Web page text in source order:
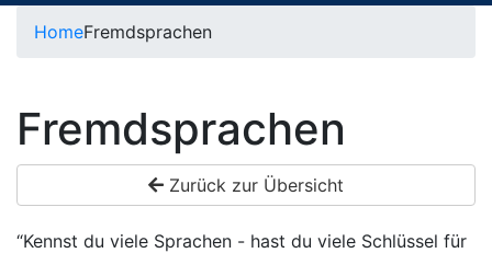
HomeFremdsprachen
Fremdsprachen
Zurück zur Übersicht
“Kennst du viele Sprachen - hast du viele Schlüssel für